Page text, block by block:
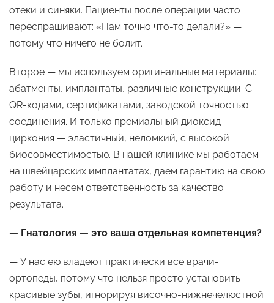
отеки и синяки. Пациенты после операции часто
переспрашивают: «Нам точно что-то делали?» —
потому что ничего не болит.
Второе — мы используем оригинальные материалы:
абатменты, имплантаты, различные конструкции. С
QR-кодами, сертификатами, заводской точностью
соединения. И только премиальный диоксид
циркония — эластичный, неломкий, с высокой
биосовместимостью. В нашей клинике мы работаем
на швейцарских имплантатах, даем гарантию на свою
работу и несем ответственность за качество
результата.
— Гнатология — это ваша отдельная компетенция?
— У нас ею владеют практически все врачи-
ортопеды, потому что нельзя просто установить
красивые зубы, игнорируя височно-нижнечелюстной